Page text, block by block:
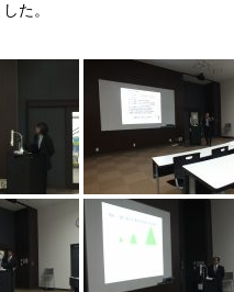
た。